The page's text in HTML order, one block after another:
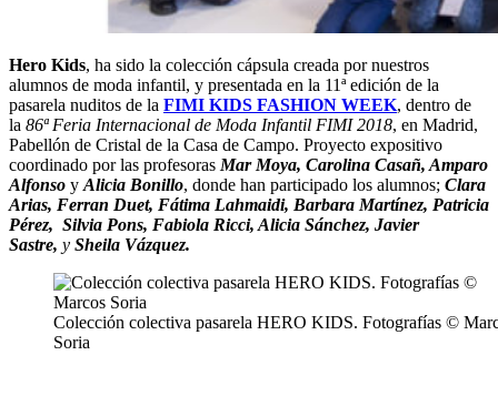
Hero Kids, ha sido la colección cápsula creada por nuestros
alumnos de moda infantil, y presentada en la 11ª edición de la
pasarela nuditos de la FIMI KIDS FASHION WEEK, dentro de
la 86ª Feria Internacional de Moda Infantil FIMI 2018, en Madrid,
Pabellón de Cristal de la Casa de Campo. Proyecto expositivo
coordinado por las profesoras Mar Moya, Carolina Casañ, Amparo
Alfonso y Alicia Bonillo, donde han participado los alumnos; Clara
Arias, Ferran Duet, Fátima Lahmaidi, Barbara Martínez, Patricia
Pérez, Silvia Pons, Fabiola Ricci, Alicia Sánchez, Javier
Sastre, y Sheila Vázquez.
Colección colectiva pasarela HERO KIDS. Fotografías ©
Soria